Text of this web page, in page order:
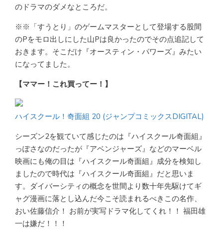
のドラマのダメなところだ。
※※「すうとり」のゲームマスターとして登場する股間
のPをモロ出しにした山Pは良かったのでその点追記して
おきます。そこだけ『オースティン・パワーズ』みたい
になってました。
【ママー！これ買ってー！】
ハイスクール！奇面組 20 (ジャンプコミックスDIGITAL)
シーズン2を観ていて感じたのは『ハイスクール奇面組』
っぽさなのだったが『アベンジャーズ』などのマーベル
映画にも俺の目は『ハイスクール奇面組』成分を検知し
ましたので時代は『ハイスクール奇面組』だと思いま
す。ダイバーシティの概念を世間より数十年先駆けてギ
ャグ漫画に落とし込んだ今こそ読まれるべきこの名作、
おい佐藤信介！ お前が実写ドラマ化してくれ！！ 福田雄
一は嫌だ！！！